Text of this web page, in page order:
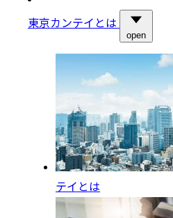
東京カンテイとは
open
テイとは